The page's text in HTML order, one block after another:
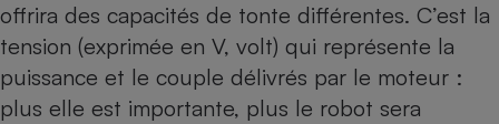
offrira des capacités de tonte différentes. C’est la
tension (exprimée en V, volt) qui représente la
puissance et le couple délivrés par le moteur :
plus elle est importante, plus le robot sera